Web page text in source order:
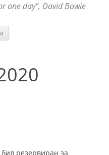
one day“, David Bowie
резервиран за